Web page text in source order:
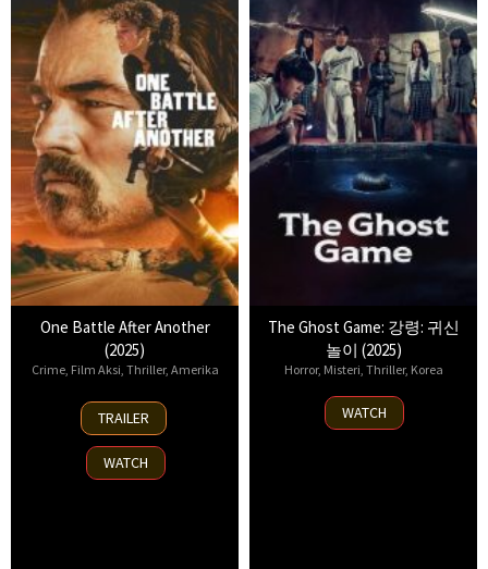
One Battle After Another
(2025)
Crime, Film Aksi Thriller, Amerika
23
Sep
2025
TRAILER
WATCH
The Ghost Game: 강령: 귀신
놀이 (2025)
Horror, Misteri Thriller, Korea
6
Aug
WATCH